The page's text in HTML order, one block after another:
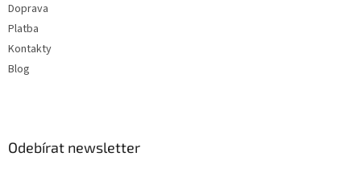
Doprava
Platba
Kontakty
Blog
Odebírat newsletter